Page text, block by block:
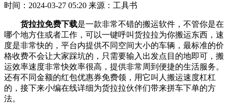
时间：2024-03-27 05:20 来源：工具书
货拉拉免费下载是一款非常不错的搬运软件，不管你是在
哪个地方住或者工作，可以一键呼叫货拉拉为你搬运东西，速
度是非常快的，平台内提供不同空间大小的车辆，最标准的价
格收费不会让大家踩坑的，只需要输入出发点目的地即可，搬
运效率速度非常快效率很高，提供非常周到便捷的生活服务。
还有不同金额的红包优惠券免费领，用它叫人搬运速度杠杠
的，接下来小编在线详细为货拉拉伙伴们带来拼车下单的方
法。